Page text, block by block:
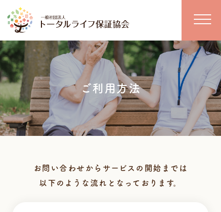
ご利用方法
お問い合わせからサービスの開始までは
以下のような流れとなっております。